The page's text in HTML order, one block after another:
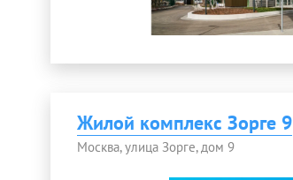
Жилой комплекс Зорге 9
Москва, улица Зорге, дом 9